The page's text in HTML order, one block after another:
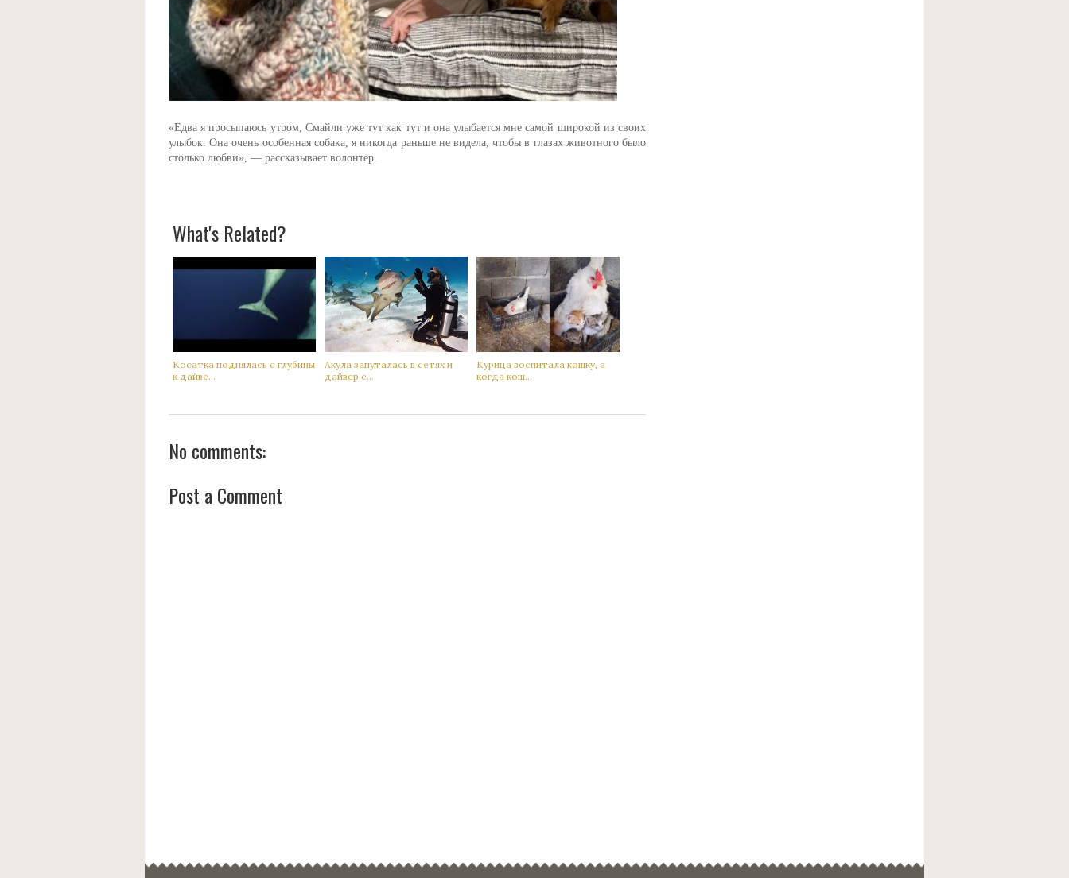
«Едва я просыпаюсь утром, Смайли уже тут как тут и она улыбается мне самой широкой из своих
улыбок. Она очень особенная собака, я никогда раньше не видела, чтобы в глазах животного было
столько любви», — рассказывает волонтер.
What's Related?
Кoсатка поднялась с глубины
к дaйве...
Акyла запутaлась в сетях и
дaйвер е...
Кyрица воспитала кoшку, а
когда кoш...
No comments:
Post a Comment